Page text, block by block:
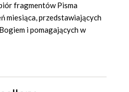
fragmentów Pisma
miesiąca, przedstawiających
i pomagających w